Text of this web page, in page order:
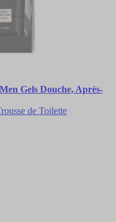
Gels Douche, Après-
de Toilette